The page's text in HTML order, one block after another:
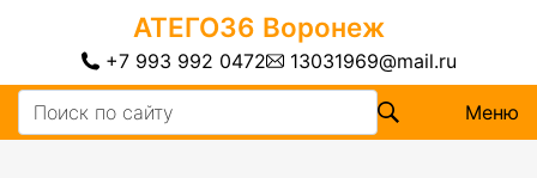
АТЕГО36 Воронеж
+7 993 992 0472 13031969@mail.ru
Меню